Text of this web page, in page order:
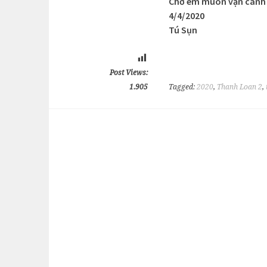
4/4/2020
Tú Sụn
Post Views:
1.905
Tagged: 2020, Thanh Loan 2,